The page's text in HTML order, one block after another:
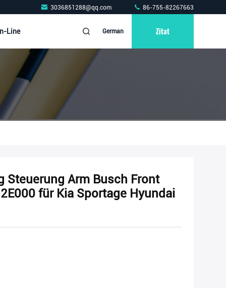
3036851288@qq.com 86-755-82267663
Line German Zitat
Steuerung Arm Busch Front
für Kia Sportage Hyundai